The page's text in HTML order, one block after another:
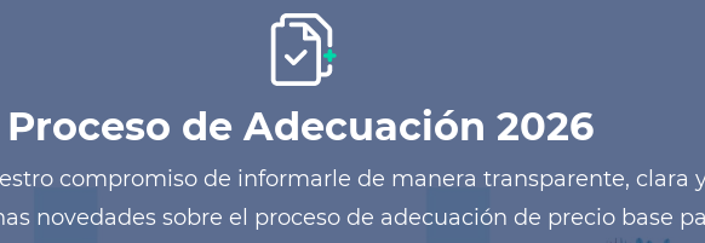
Proceso de Adecuación 2026
compromiso de informarle de manera transparente, clara
novedades sobre el proceso de adecuación de precio base